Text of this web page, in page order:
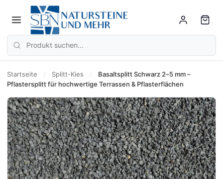
Startseite / Splitt-Kies /
Basaltsplitt Schwarz 2–5 mm –
Pflastersplitt für hochwertige Terrassen & Pflasterflächen